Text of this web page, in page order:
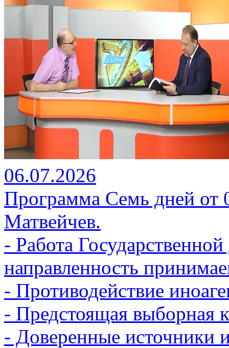
06.07.2026
Программа Семь дней от
Матвейчев.
- Работа
направленность
- Противодействие
- Предстоящая выборная
- Доверенные источники